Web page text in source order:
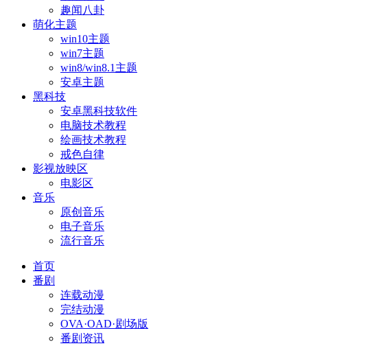
趣闻八卦
萌化主题
win10主题
win7主题
win8/win8.1主题
安卓主题
黑科技
安卓黑科技软件
电脑技术教程
绘画技术教程
戒色自律
影视放映区
电影区
音乐
原创音乐
电子音乐
流行音乐
首页
番剧
连载动漫
完结动漫
OVA·OAD·剧场版
番剧资讯